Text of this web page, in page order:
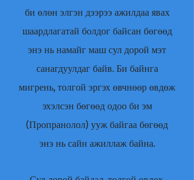
би өлөн элгэн дээрээ ажилдаа явах
шаардлагатай болдог байсан бөгөөд
энэ нь намайг маш сул дорой мэт
санагдуулдаг байв. Би байнга
мигрень, толгой эргэх өвчнөөр өвдөж
эхэлсэн бөгөөд одоо би эм
(Пропранолол) ууж байгаа бөгөөд
энэ нь сайн ажиллаж байна.